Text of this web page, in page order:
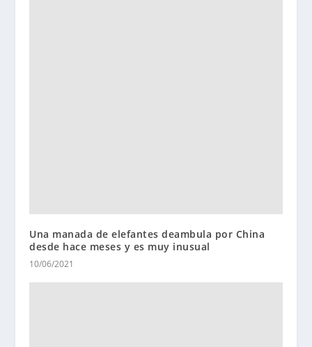
Una manada de elefantes deambula por China
desde hace meses y es muy inusual
10/06/2021